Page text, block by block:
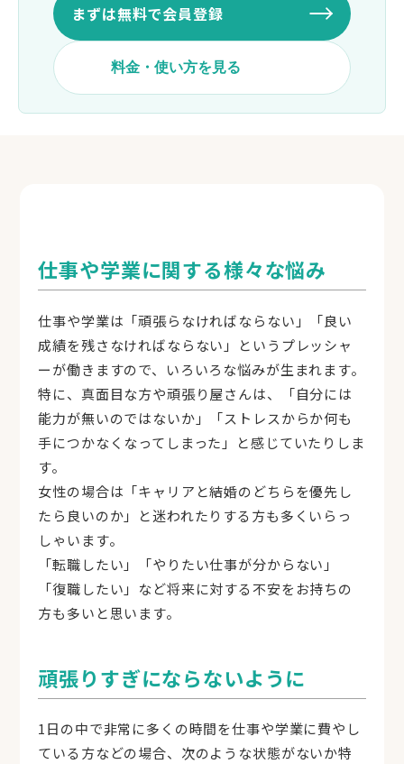
まずは無料で会員登録
料金・使い方を見る
購入ポイント
金額
3,030pt
3,000円
10,500pt
10,000円
※クレジットカード・銀行振込。1,000円から購
入可（まとめ買いでボーナスpt付与）。
無料で会員登録
ポイントを購入（1,000円〜）
カウンセラーを選ぶ（今すぐ相談／予約）
カメラ・マイクを確認してセッション開始
予約不要・匿名OK・カメラOFFのままでも相談
できます。
仕事や学業に関する様々な悩み
仕事や学業は「頑張らなければならない」「良い
成績を残さなければならない」というプレッシャ
ーが働きますので、いろいろな悩みが生まれます。
特に、真面目な方や頑張り屋さんは、「自分には
能力が無いのではないか」「ストレスからか何も
手につかなくなってしまった」と感じていたりしま
す。
女性の場合は「キャリアと結婚のどちらを優先し
たら良いのか」と迷われたりする方も多くいらっ
しゃいます。
「転職したい」「やりたい仕事が分からない」
「復職したい」など将来に対する不安をお持ちの
方も多いと思います。
頑張りすぎにならないように
1日の中で非常に多くの時間を仕事や学業に費やし
ている方などの場合、次のような状態がないか特